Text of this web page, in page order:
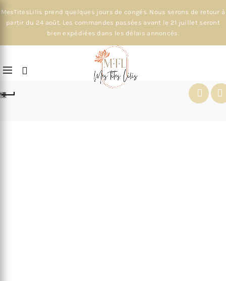
MesTitesLilis prend quelques jours de congés. Nous serons de retour à
partir du 24 août. Les commandes passées avant le 21 juillet seront
bien expédiées dans les délais annoncés.